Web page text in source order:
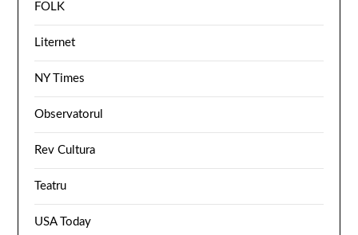
FOLK
Liternet
NY Times
Observatorul
Rev Cultura
Teatru
USA Today